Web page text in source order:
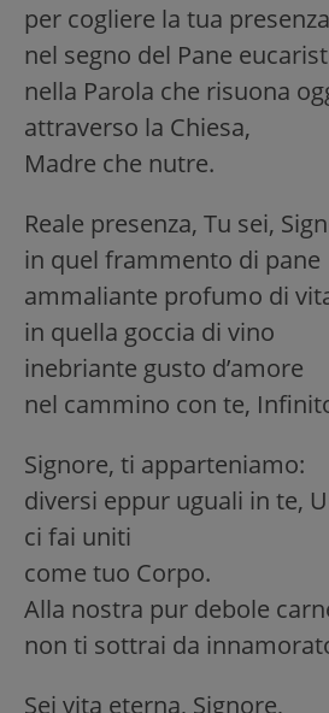
per cogliere la tua presenza
nel segno del Pane
nella Parola che risuona
attraverso la Chiesa,
Madre che nutre.
Reale presenza, Tu sei,
in quel frammento di pane
ammaliante profumo di
in quella goccia di vino
inebriante gusto d’amore
nel cammino con te,
Signore, ti apparteniamo:
diversi eppur uguali in te,
ci fai uniti
come tuo Corpo.
Alla nostra pur debole
non ti sottrai da
Sei vita eterna, Signore,